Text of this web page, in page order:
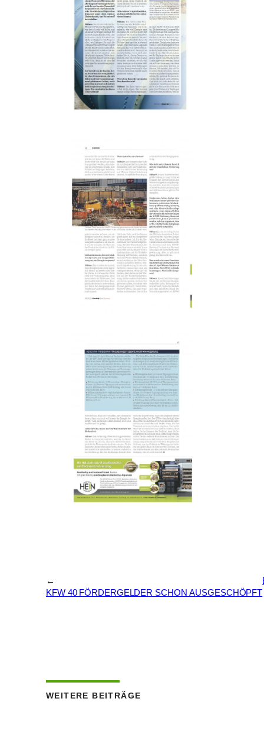
←
KFW 40 FÖRDERGELDER SCHON AUSGESCHÖPFT
WEITERE BEITRÄGE